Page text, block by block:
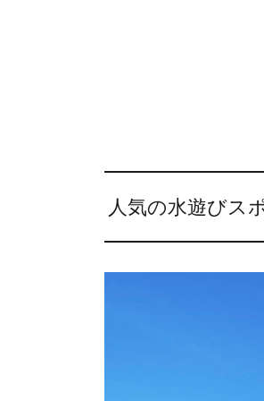
人気の水遊びス